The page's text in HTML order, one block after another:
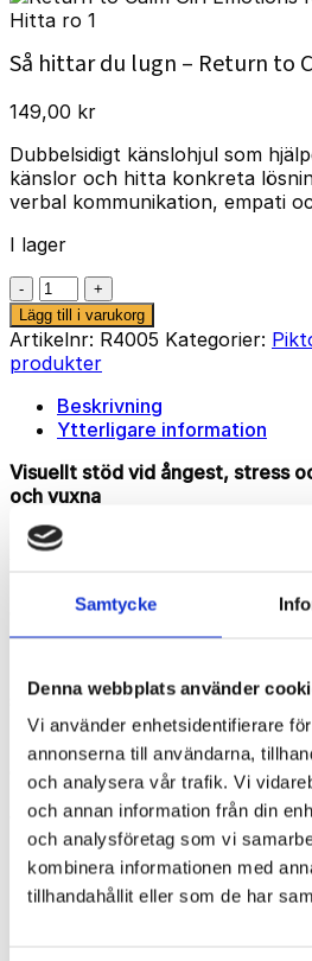
Samtycke
Denna webbplats använder
Vi använder enhetsidentifierare
annonserna till användarna,
och analysera vår trafik. Vi
och annan information från din
och analysföretag som vi
kombinera informationen med
tillhandahållit eller som de har
Så hittar du lugn – Return to
149,00 kr
Dubbelsidigt känslohjul som
känslor och hitta konkreta
verbal kommunikation, empati
I lager
Så
hittar
du
lugn
Return
to
(Ø
23
cm)
mängd
Lägg till i varukorg
Artikelnr: R4005 Kategorier:
produkter
Beskrivning
Ytterligare information
Visuellt stöd vid ångest, stress
och vuxna
Så hittar du lugn
ångest, stress och oro – och
för att återfå lugn.
När kroppen reagerar med oro,
symtom kan det vara svårt att
hjälper. Den här lösningscirkeln
koppla det man känner till något
enkelt, strukturerat och tryggt
Så fungerar lösningscirkeln
Lösningscirkeln är dubbelsidig
På denröda sidan